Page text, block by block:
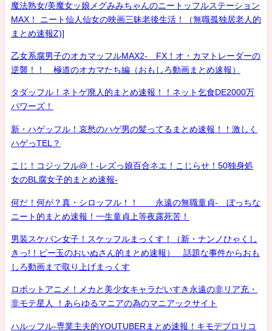
魔法熟女/美魔女ッ娘メグみみちゃんのニートッフルステーション
MAX！ ニート仙人仙女の映画三昧老後生活！（無職孤独居老人的
まとめ速報Z)]
乙女系腐男子のオカマッフルMAX2- FX！オ・カマトレーダーの
逆襲！！ 極道のオカマたち編（おもしろ動画まとめ速報）
タダッフル！ネトゲ廃人的まとめ速報！！ネット乞食DE2000万
パワーズ！
新・ハゲッフル！哀愁のハゲ男の髪ってるまとめ速報！！激しく
ハゲっTEL？
こじ！コジッフル@！-レズっ娘百合ネエ！こじらせ！50独身処
女のBL腐女子的まとめ速報-
何だ！何が？真・シロッフル！！ 永遠の無職童貞- ぼっちな
ニート的まとめ速報！一生童貞上等夜露死苦！
男装スケバン女子！スケッフルまっくす！（新・ナンノひゃくし
きっ!！ビー玉のおいぬさん的まとめ速報） 話題な事件からおも
しろ動画まで取り上げまっくす
ロボットアニメ！メカと美少女キャラだいすき永遠の非リア充・
非モテ星人 ！あらゆるマニアの為のマニアックサイト
ハルッフル-専業主夫的YOUTUBERまとめ速報！キモデブロリコ